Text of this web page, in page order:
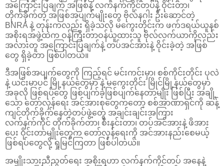
အကြောင်းပြချက် အဖြစ်နဲ့ လက်နက်ကိုင်တပ်နဲ့ ဝိုင်းတာ၊
တိုက်ခိုက်တဲ့ အဖြစ်အပျက်မျိုးတွေ ဗိုလ်နဂါး ဦးဆောင်တဲ့
BNRA နဲ့ တုန်းကလည်း ရှိခဲ့သလို မကွေးတိုင်းက ဖက်ဒရယ်ယူနစ်
အစိုးရအဖွဲ့ထဲက ဝန်ကြီးတာဝန်ယူထားသူ ဗိုလ်လက်ယာကိုလည်း
အလားတူ အကြောင်းပြချက်နဲ့ တပ်အင်အားနဲ့ ဝိုင်းခဲ့တဲ့ အဖြစ်
တွေ ရှိခဲ့တာ ဖြစ်ပါတယ်။
ဒီအဖြစ်အပျက်တွေကို ကြည့်ရင် မင်းကင်းမှာ၊ စစ်ကိုင်းတိုင်း ပုလဲ
နဲ့ ယင်းမာပင် မြို့နယ်တွေမှာ နဲ့ မကွေးတိုင်း မြိုင်မြို့နယ်တွေမှာ
အခုလို ဖြစ်ရပ်တွေ ဖြစ်ပျက်ခဲ့ဖြစ်ပျက်နေတာမျိုး ဖြစ်ပြီး အချို့
သော တော်လှန်ရေး အင်အားစုတွေကတော့ စစ်အာဏာရှင်ကို ဆန့်
ကျင်တိုက်ခိုက်နေတဲ့တပ်ဖွဲ့တွေ အချင်းချင်းအကြား
လက်နက်ကိုင် တိုက်ခိုက်တာ၊ စီးနင်းတာ၊ တပ်အင်အားနဲ့ ဖိအား
ပေး ဝိုင်းတာမျိုးတွေက တော်လှန်ရေးကို အင်အားနည်းစေမယ့်
ဖြစ်ရပ်တွေလို့ ရှုမြင်ကြတာ ဖြစ်ပါတယ်။
အမျိုးသားညီညွတ်ရေး အစိုးရဟာ လက်နက်ကိုင်တပ် အနေနဲ့